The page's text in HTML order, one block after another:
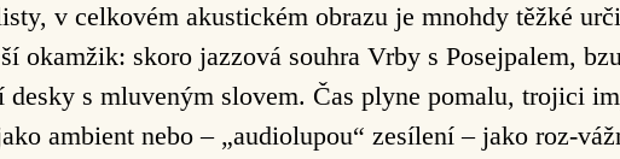
v celkovém akustickém obrazu je mnohdy těžké
okamžik: skoro jazzová souhra Vrby s Posejpalem,
desky s mluveným slovem. Čas plyne pomalu, trojici
ambient nebo – „audiolupou“ zesílení – jako roz-